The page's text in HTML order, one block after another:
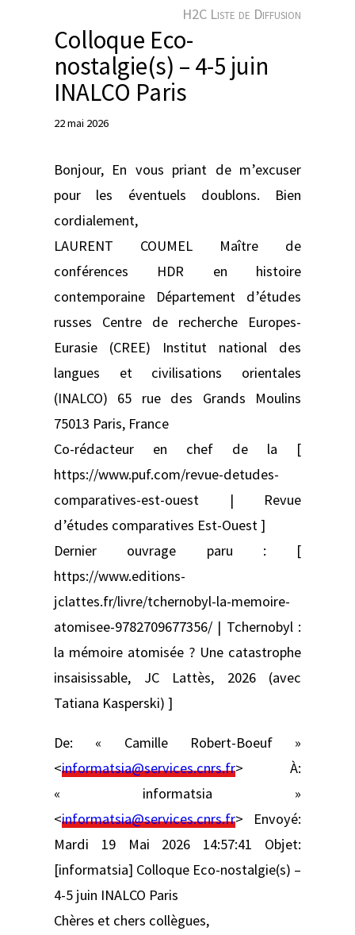
H2C Liste de Diffusion
Colloque Eco-
nostalgie(s) – 4-5 juin
INALCO Paris
22 mai 2026
Bonjour, En vous priant de m’excuser
pour les éventuels doublons. Bien
cordialement,
LAURENT COUMEL Maître de
conférences HDR en histoire
contemporaine Département d’études
russes Centre de recherche Europes-
Eurasie (CREE) Institut national des
langues et civilisations orientales
(INALCO) 65 rue des Grands Moulins
75013 Paris, France
Co-rédacteur en chef de la [
https://www.puf.com/revue-detudes-
comparatives-est-ouest | Revue
d’études comparatives Est-Ouest ]
Dernier ouvrage paru : [
https://www.editions-
jclattes.fr/livre/tchernobyl-la-memoire-
atomisee-9782709677356/ | Tchernobyl :
la mémoire atomisée ? Une catastrophe
insaisissable, JC Lattès, 2026 (avec
Tatiana Kasperski) ]
De: « Camille Robert-Boeuf »
<informatsia@services.cnrs.fr> À:
« informatsia »
<informatsia@services.cnrs.fr> Envoyé:
Mardi 19 Mai 2026 14:57:41 Objet:
[informatsia] Colloque Eco-nostalgie(s) –
4-5 juin INALCO Paris
Chères et chers collègues,